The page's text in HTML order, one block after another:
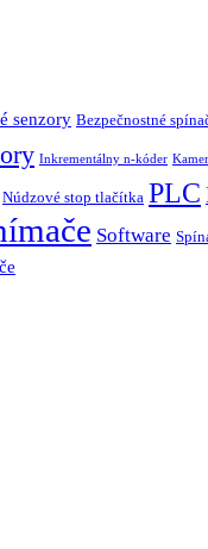
senzory Bezpečnostné
Inkrementálny n-kóder
Núdzové stop tlačítka PLC
Software